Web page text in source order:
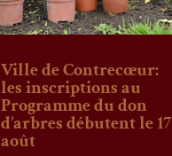
Ville de Contrecœur:
les inscriptions au
Programme du don
d’arbres débutent le 17
août